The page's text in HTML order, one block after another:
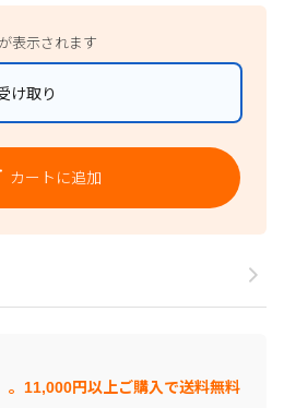
表示されます
け取り
カートに追加
。11,000円以上ご購入で送料無料